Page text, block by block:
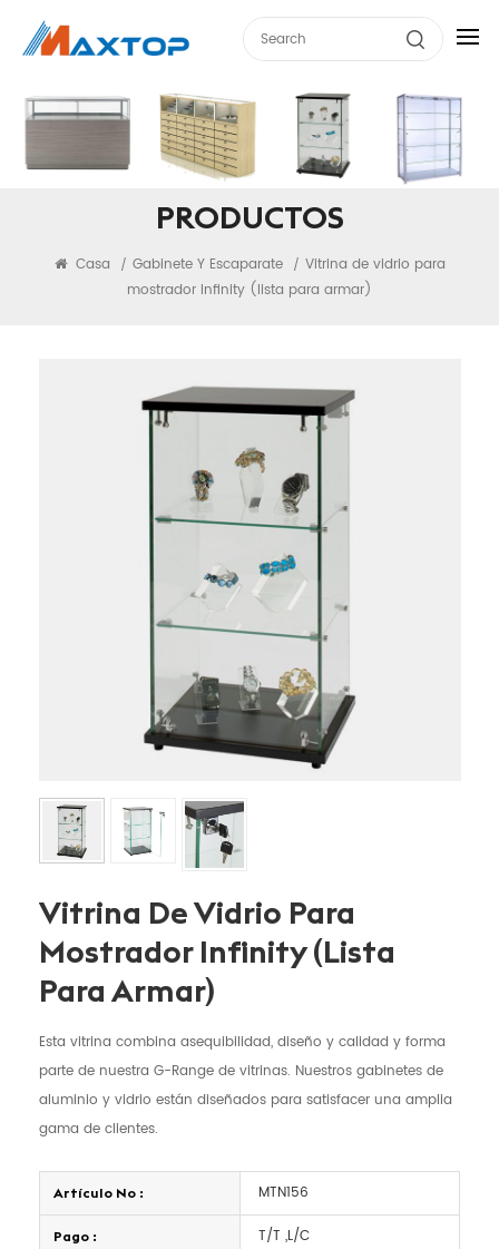
PRODUCTOS
Casa / Gabinete Y Escaparate / Vitrina de vidrio para
mostrador Infinity (lista para armar)
Vitrina De Vidrio Para
Mostrador Infinity (lista
Para Armar)
Esta vitrina combina asequibilidad, diseño y calidad y forma
parte de nuestra G-Range de vitrinas. Nuestros gabinetes de
aluminio y vidrio están diseñados para satisfacer una amplia
gama de clientes.
Artículo No : MTN156
Pago : T/T ,L/C